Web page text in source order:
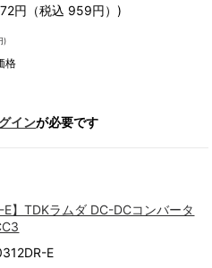
円（税込 959円）)
)
格
インが必要です
E】TDKラムダ DC-DCコンバータ
E